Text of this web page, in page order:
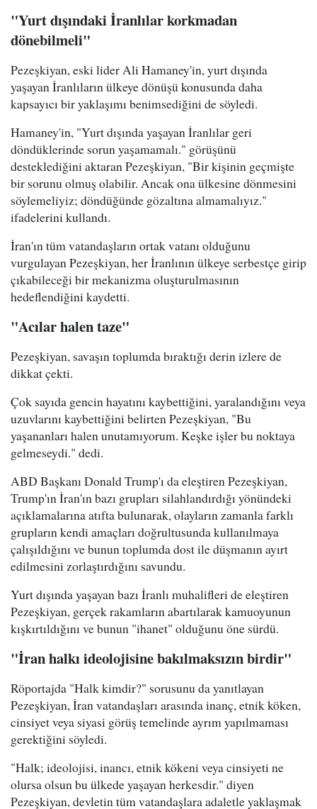
"Yurt dışındaki İranlılar korkmadan
dönebilmeli"
Pezeşkiyan, eski lider Ali Hamaney'in, yurt dışında
yaşayan İranlıların ülkeye dönüşü konusunda daha
kapsayıcı bir yaklaşımı benimsediğini de söyledi.
Hamaney'in, "Yurt dışında yaşayan İranlılar geri
döndüklerinde sorun yaşamamalı." görüşünü
desteklediğini aktaran Pezeşkiyan, "Bir kişinin geçmişte
bir sorunu olmuş olabilir. Ancak ona ülkesine dönmesini
söylemeliyiz; döndüğünde gözaltına almamalıyız."
ifadelerini kullandı.
İran'ın tüm vatandaşların ortak vatanı olduğunu
vurgulayan Pezeşkiyan, her İranlının ülkeye serbestçe girip
çıkabileceği bir mekanizma oluşturulmasının
hedeflendiğini kaydetti.
"Acılar halen taze"
Pezeşkiyan, savaşın toplumda bıraktığı derin izlere de
dikkat çekti.
Çok sayıda gencin hayatını kaybettiğini, yaralandığını veya
uzuvlarını kaybettiğini belirten Pezeşkiyan, "Bu
yaşananları halen unutamıyorum. Keşke işler bu noktaya
gelmeseydi." dedi.
ABD Başkanı Donald Trump'ı da eleştiren Pezeşkiyan,
Trump'ın İran'ın bazı grupları silahlandırdığı yönündeki
açıklamalarına atıfta bulunarak, olayların zamanla farklı
grupların kendi amaçları doğrultusunda kullanılmaya
çalışıldığını ve bunun toplumda dost ile düşmanın ayırt
edilmesini zorlaştırdığını savundu.
Yurt dışında yaşayan bazı İranlı muhalifleri de eleştiren
Pezeşkiyan, gerçek rakamların abartılarak kamuoyunun
kışkırtıldığını ve bunun "ihanet" olduğunu öne sürdü.
"İran halkı ideolojisine bakılmaksızın birdir"
Röportajda "Halk kimdir?" sorusunu da yanıtlayan
Pezeşkiyan, İran vatandaşları arasında inanç, etnik köken,
cinsiyet veya siyasi görüş temelinde ayrım yapılmaması
gerektiğini söyledi.
"Halk; ideolojisi, inancı, etnik kökeni veya cinsiyeti ne
olursa olsun bu ülkede yaşayan herkesdir." diyen
Pezeşkiyan, devletin tüm vatandaşlara adaletle yaklaşmak